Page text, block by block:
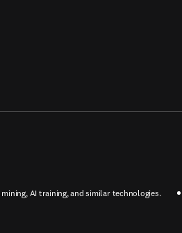
AI training, and similar technologies.